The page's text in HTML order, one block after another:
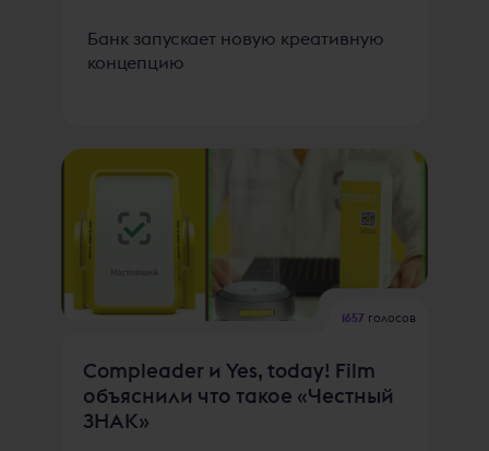
Банк запускает новую креативную
концепцию
1657 голосов
Compleader и Yes, today! Film
объяснили что такое «Честный
ЗНАК»